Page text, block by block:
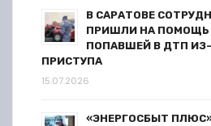
В САРАТОВЕ
ПРИШЛИ НА
ПОПАВШЕЙ В ДТП
ПРИСТУПА
15.07.2026
«ЭНЕРГОСБЫТ